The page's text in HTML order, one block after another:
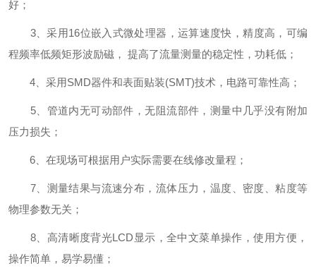
好；
3、采用16位嵌入式微处理器，运算速度快，精度高，可编
程频率低频矩形波励磁， 提高了流量测量的稳定性，功耗低；
4、采用SMD器件和表面贴装(SMT)技术，电路可靠性高；
5、管道内无可动部件，无阻流部件，测量中几乎没有附加
压力损失；
6、在现场可根据用户实际需要在线修改量程；
7、测量结果与流速分布，流体压力，温度、密度、粘度等
物理参数无关；
8、高清晰度背光LCD显示，全中文菜单操作，使用方便，
操作简单，易学易懂；